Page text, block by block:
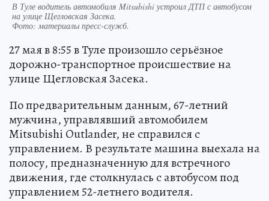
В Туле водитель автомобиля Mitsubishi устроил ДТП с автобусом
на улице Щегловская Засека.
Фото:материалы пресс-служб.
27 мая в 8:55 в Туле произошло серьёзное
дорожно-транспортное происшествие на
улице Щегловская Засека.
По предварительным данным, 67-летний
мужчина, управлявший автомобилем
Mitsubishi Outlander, не справился с
управлением. В результате машина выехала на
полосу, предназначенную для встречного
движения, где столкнулась с автобусом под
управлением 52-летнего водителя.